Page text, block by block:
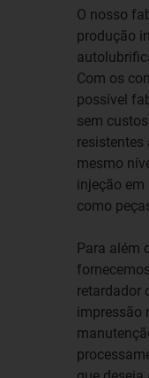
O nosso
produção
Com os
possível
sem
resistentes
mesmo
injeção
como
Para além
retardador
impressão